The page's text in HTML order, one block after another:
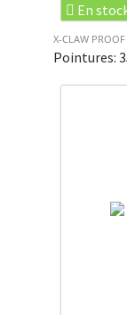
En
X-CLAW
Pointures: